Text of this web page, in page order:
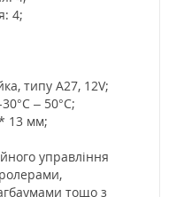
4;
типу А27, 12V;
– 50°C;
13 мм;
управління
тощо з